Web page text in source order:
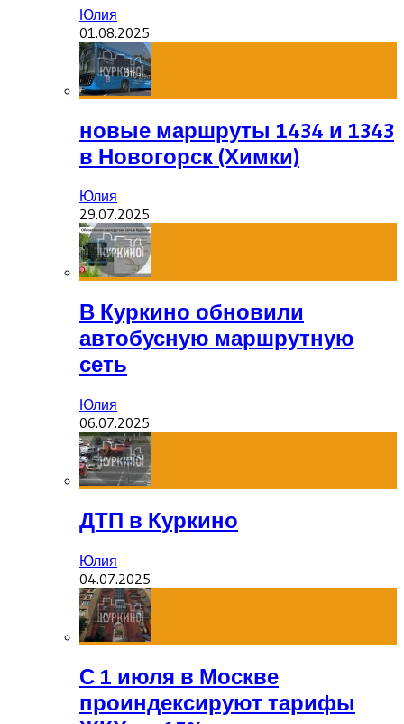
Юлия
01.08.2025
новые маршруты 1434 и 1343
в Новогорск (Химки)
Юлия
29.07.2025
В Куркино обновили
автобусную маршрутную
сеть
Юлия
06.07.2025
ДТП в Куркино
Юлия
04.07.2025
С 1 июля в Москве
проиндексируют тарифы